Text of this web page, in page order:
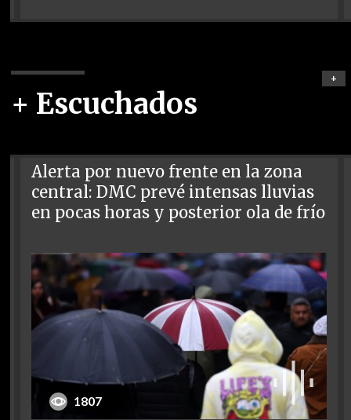
+ Escuchados
+
Alerta por nuevo frente en la zona
central: DMC prevé intensas lluvias
en pocas horas y posterior ola de frío
1807